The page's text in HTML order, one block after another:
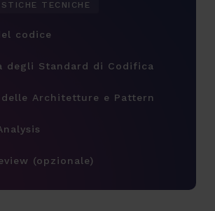
TECNICHE
codice
degli Standard di Codifica
Architetture e Pattern
(opzionale)